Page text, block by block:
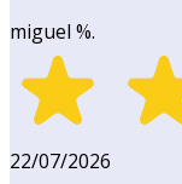
miguel %.
22/07/2026